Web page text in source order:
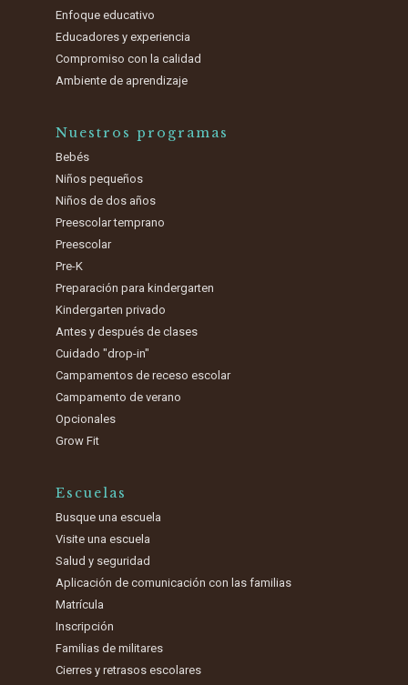
Enfoque educativo
Educadores y experiencia
Compromiso con la calidad
Ambiente de aprendizaje
Nuestros programas
Bebés
Niños pequeños
Niños de dos años
Preescolar temprano
Preescolar
Pre-K
Preparación para kindergarten
Kindergarten privado
Antes y después de clases
Cuidado "drop-in"
Campamentos de receso escolar
Campamento de verano
Opcionales
Grow Fit
Escuelas
Busque una escuela
Visite una escuela
Salud y seguridad
Aplicación de comunicación con las familias
Matrícula
Inscripción
Familias de militares
Cierres y retrasos escolares